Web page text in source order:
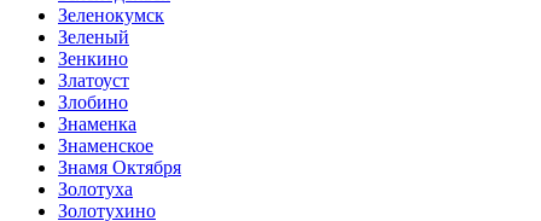
Зеленокумск
Зеленый
Зенкино
Златоуст
Злобино
Знаменка
Знаменское
Знамя Октября
Золотуха
Золотухино